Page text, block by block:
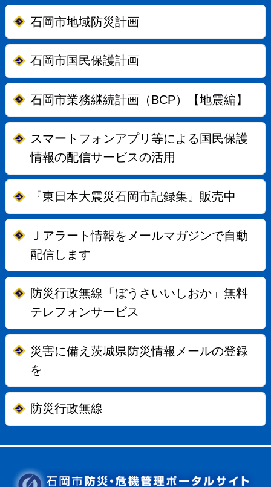
石岡市地域防災計画
石岡市国民保護計画
石岡市業務継続計画（BCP）【地震編】
スマートフォンアプリ等による国民保護
情報の配信サービスの活用
『東日本大震災石岡市記録集』販売中
Ｊアラート情報をメールマガジンで自動
配信します
防災行政無線「ぼうさいいしおか」無料
テレフォンサービス
災害に備え茨城県防災情報メールの登録
を
防災行政無線